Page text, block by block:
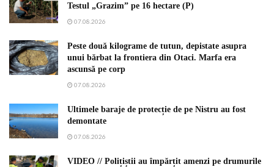
Testul „Grazim” pe 16 hectare (P)
07.08.2026
Peste două kilograme de tutun, depistate asupra
unui bărbat la frontiera din Otaci. Marfa era
ascunsă pe corp
07.08.2026
Ultimele baraje de protecție de pe Nistru au fost
demontate
07.08.2026
VIDEO // Polițiștii au împărțit amenzi pe drumurile